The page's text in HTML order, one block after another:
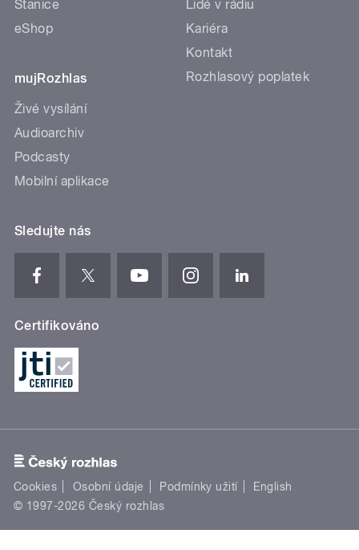
Stanice
eShop
mujRozhlas
Živé vysílání
Audioarchiv
Podcasty
Mobilní aplikace
Lidé v rádiu
Kariéra
Kontakt
Rozhlasový poplatek
Sledujte nás
Certifikováno
Cookies Osobní údaje Podmínky užití
English
© 1997-2026 Český rozhlas